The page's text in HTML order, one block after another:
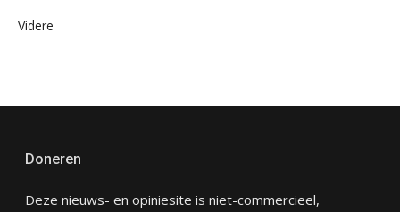
Videre
Doneren
Deze nieuws- en opiniesite is niet-commercieel,